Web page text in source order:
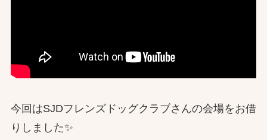
今回はSJDフレンズドッグクラブさんの会場をお借
りしました✨